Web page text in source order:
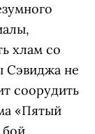
хлам со
Сэвиджа не
соорудить
«Пятый